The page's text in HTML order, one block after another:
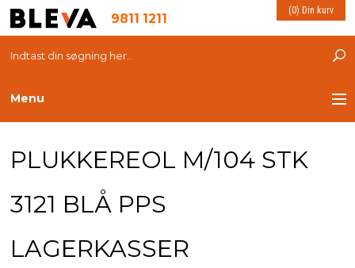
9811 1211 (0) Din kurv
Menu
PLUKKEREOL M/104 STK
3121 BLÅ PPS
LAGERKASSER